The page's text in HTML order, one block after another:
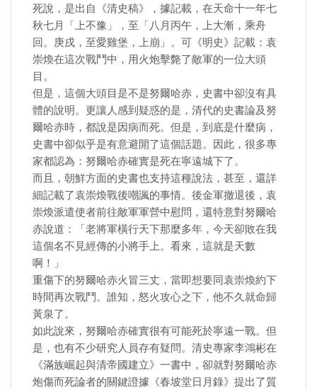
死說，是出自《清史稿》，據記載，在天命十一年七
秋七月「上不豫」，至「八月丙午，上大漸，乘舟
回。庚戌，至愛雞堡，上崩」。可《明史》記載：袁
崇煥在這次戰鬥中，用火炮擊斃了敵軍的一位大頭
目。
但是，這個大頭目是不是努爾哈赤，史書中卻沒有具
體的說明。更讓人感到疑惑的是，清代的史書論及努
爾哈赤時，都說是因病而死。但是，到底是什麼病，
史書中卻似乎是有意避開了這個話題。因此，很多專
家都認為：努爾哈赤確實是死在寧遠城下了。
而且，朝鮮方面的史書也支持這種說法，甚至，還詳
細記載了袁崇煥戰後嘲諷的事情。後金軍撤退後，袁
崇煥派遣使者前往敵軍軍營中慰問，還特意對努爾哈
赤說道：「老將軍橫行天下那麼多年，今天卻敗在我
這個名不見經傳的小將手上。看來，這就是天數
啊！」
重傷下的努爾哈赤火冒三丈，當即想要同袁崇煥約下
時間再次戰鬥。誰知，怒火攻心之下，他不久就命歸
黃泉了。
如此說來，努爾哈赤確實很有可能死於寧遠一戰。但
是，也有不少研究人員存有疑問。清史專家李鴻彬在
《滿族崛起與清帝國建立》一書中，卻就對努爾哈赤
炮傷而死論者的關鍵證據《春坡堂日月錄》提出了質